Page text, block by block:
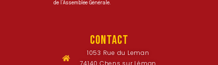
de l’Assemblée Générale.
CONTACT
1053 Rue du Leman
74140 Chens sur Léman